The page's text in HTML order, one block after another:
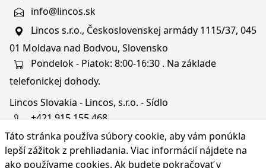
Táto stránka používa súbory cookie, aby vám ponúkla
lepší zážitok z prehliadania. Viac informácií nájdete na
ako používame cookies. Ak budete pokračovať v
info@lincos.sk
Lincos s.r.o., Československej armády 1115/37, 045
01 Moldava nad Bodvou, Slovensko
Pondelok - Piatok: 8:00-16:30 . Na základe
telefonickej dohody.
Lincos Slovakia - Lincos, s.r.o. - Sídlo
+421 915 155 468
+36/30 343 6714
bratislava@lincos.sk